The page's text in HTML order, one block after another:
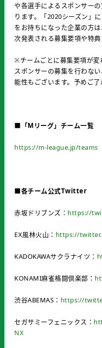
や各選手によるスポンサー
ります。「2020シーズン」
をお持ちになった企業の方
次発表される募集要項や特
※チームごとに募集要項が変
スポンサーの募集を行わな
能性もございます。予めご了
■「Mリーグ」チーム一覧
https://m-league.jp/teams
■各チーム公式Twitter
赤坂ドリブンズ： https://
EX風林火山： https://
KADOKAWAサクラナイツ：
KONAMI麻雀格闘倶楽部：
渋谷ABEMAS： https://
セガサミーフェニックス：
NX